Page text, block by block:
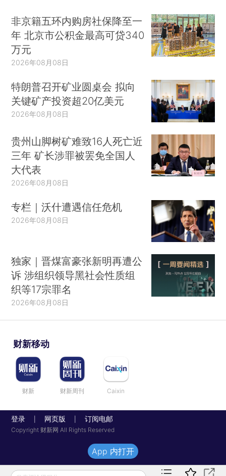
非京籍五环内购房社保降至一
年 北京市公积金最高可贷340
万元
2026年08月08日
特朗普召开矿业圆桌会 拟向
关键矿产投资超20亿美元
2026年08月08日
贵州山脚树矿难致16人死亡近
三年 矿长涉罪被罢免全国人
大代表
2026年08月08日
专栏｜沃什遭遇信任危机
2026年08月08日
独家｜晋煤富豪张新明再遭公
诉 涉组织领导黑社会性质组
织等17宗罪名
2026年08月08日
财新移动
财新 财新周刊 Caixin
登录 网页版 订阅电邮
Copyright 财新网 All Rights Reserved
App 内打开